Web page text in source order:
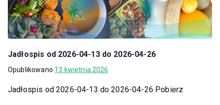
Jadłospis od 2026-04-13 do 2026-04-26
Opublikowano 13 kwietnia 2026
Jadłospis od 2026-04-13 do 2026-04-26 Pobierz